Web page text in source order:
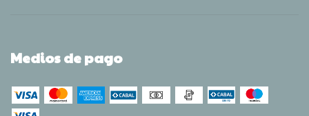
Medios de pago